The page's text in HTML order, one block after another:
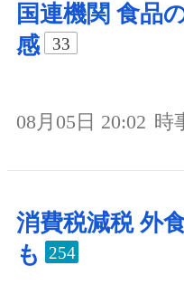
国連機関 食品
感
33
08月05日 20:02 時
消費税減税 外
も
254